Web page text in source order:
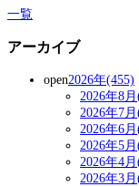
一覧
アーカイブ
open2026年(455)
2026年8
2026年7
2026年6
2026年5
2026年4
2026年3